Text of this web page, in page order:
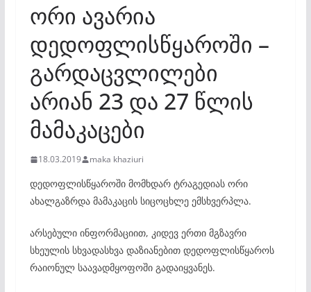
ორი ავარია
დედოფლისწყაროში –
გარდაცვლილები
არიან 23 და 27 წლის
მამაკაცები
18.03.2019 maka khaziuri
დედოფლისწყაროში მომხდარ ტრაგედიას ორი
ახალგაზრდა მამაკაცის სიცოცხლე ემსხვერპლა.
არსებული ინფორმაციით, კიდევ ერთი მგზავრი
სხეულის სხვადასხვა დაზიანებით დედოფლისწყაროს
რაიონულ საავადმყოფოში გადაიყვანეს.